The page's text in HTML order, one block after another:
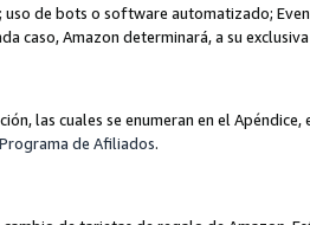
de bots o software automatizado;
caso, Amazon determinará, a su
las cuales se enumeran en el
de Afiliados.